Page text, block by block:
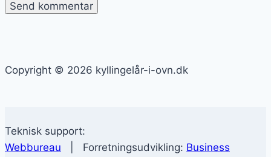
Copyright © 2026 kyllingelår-i-ovn.dk
Teknisk support:
Webbureau | Forretningsudvikling: Business